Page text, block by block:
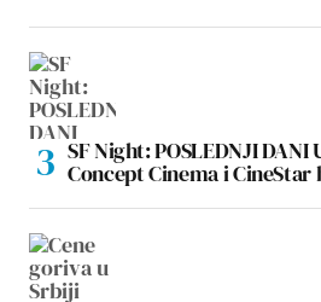
SF Night: POSLEDNJI DANI
Concept Cinema i